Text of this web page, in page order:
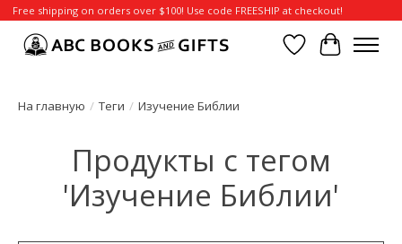
Free shipping on orders over $100! Use code FREESHIP at checkout!
Отложенные
Корзина
На главную / Теги / Изучение Библии
Продукты с тегом
'Изучение Библии'